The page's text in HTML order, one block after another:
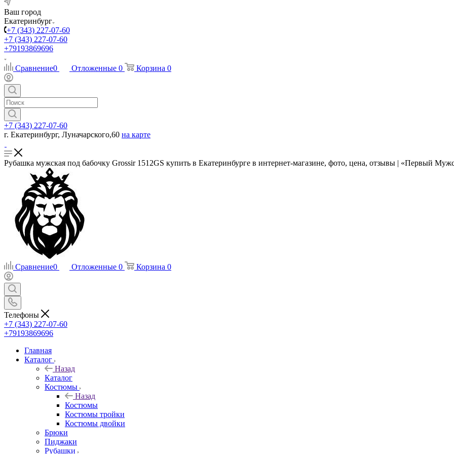
Ваш город
Екатеринбург
+7 (343) 227-07-60
+7 (343) 227-07-60
+79193869696
Сравнение0 Отложенные 0 Корзина 0
+7 (343) 227-07-60
г. Екатеринбург, Луначарского,60 на карте
Рубашка мужская под бабочку Grossir 1512GS купить в Екатеринбурге в интернет-магазине, фото, цена, отзывы | «Первый
Сравнение0 Отложенные 0 Корзина 0
Телефоны
+7 (343) 227-07-60
+79193869696
Главная
Каталог
Назад
Каталог
Костюмы
Назад
Костюмы
Костюмы тройки
Костюмы двойки
Брюки
Пиджаки
Рубашки